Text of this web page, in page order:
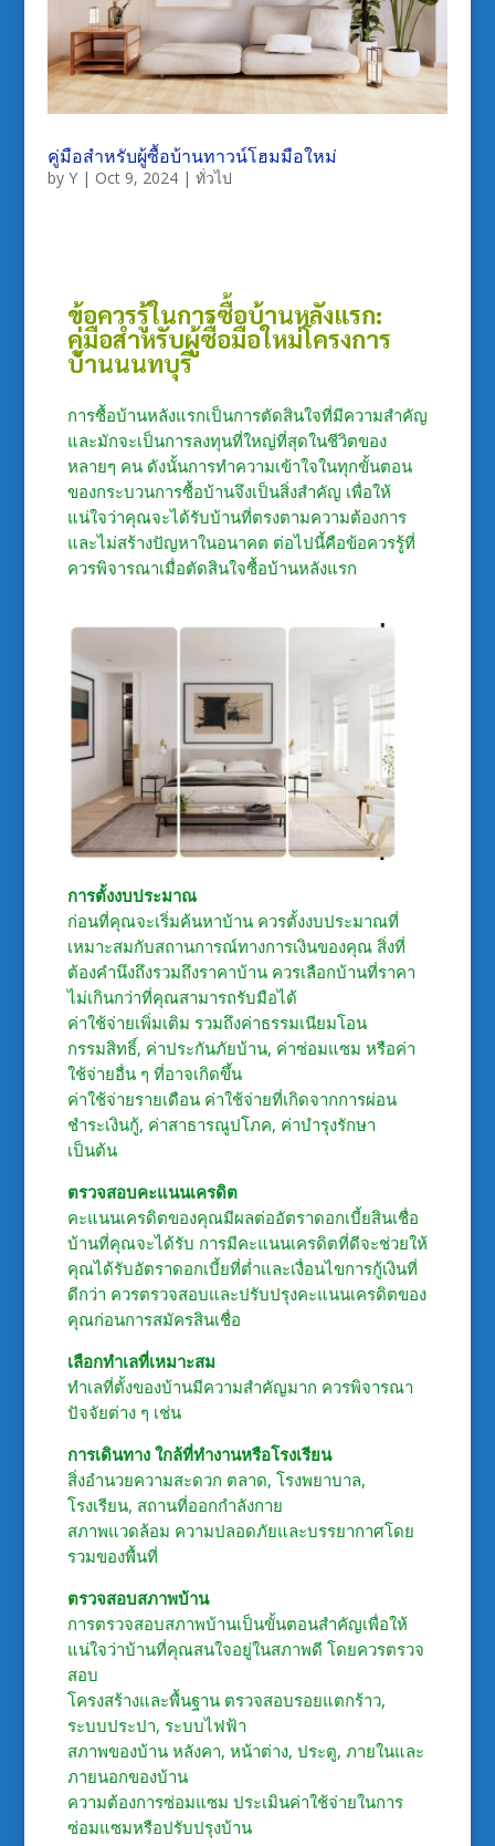
คู่มือสำหรับผู้ซื้อบ้านทาวน์โฮมมือใหม่
by Y| Oct 9, 2024| ทั่วไป
ข้อควรรู้ในการซื้อบ้านหลังแรก:
คู่มือสำหรับผู้ซื้อมือใหม่โครงการ
บ้านนนทบุรี
การซื้อบ้านหลังแรกเป็นการตัดสินใจที่มีความสำคัญ
และมักจะเป็นการลงทุนที่ใหญ่ที่สุดในชีวิตของ
หลายๆ คน ดังนั้นการทำความเข้าใจในทุกขั้นตอน
ของกระบวนการซื้อบ้านจึงเป็นสิ่งสำคัญ เพื่อให้
แน่ใจว่าคุณจะได้รับบ้านที่ตรงตามความต้องการ
และไม่สร้างปัญหาในอนาคต ต่อไปนี้คือข้อควรรู้ที่
ควรพิจารณาเมื่อตัดสินใจซื้อบ้านหลังแรก
การตั้งงบประมาณ
ก่อนที่คุณจะเริ่มค้นหาบ้าน ควรตั้งงบประมาณที่
เหมาะสมกับสถานการณ์ทางการเงินของคุณ สิ่งที่
ต้องคำนึงถึงรวมถึงราคาบ้าน ควรเลือกบ้านที่ราคา
ไม่เกินกว่าที่คุณสามารถรับมือได้
ค่าใช้จ่ายเพิ่มเติม รวมถึงค่าธรรมเนียมโอน
กรรมสิทธิ์, ค่าประกันภัยบ้าน, ค่าซ่อมแซม หรือค่า
ใช้จ่ายอื่น ๆ ที่อาจเกิดขึ้น
ค่าใช้จ่ายรายเดือน ค่าใช้จ่ายที่เกิดจากการผ่อน
ชำระเงินกู้, ค่าสาธารณูปโภค, ค่าบำรุงรักษา
เป็นต้น
ตรวจสอบคะแนนเครดิต
คะแนนเครดิตของคุณมีผลต่ออัตราดอกเบี้ยสินเชื่อ
บ้านที่คุณจะได้รับ การมีคะแนนเครดิตที่ดีจะช่วยให้
คุณได้รับอัตราดอกเบี้ยที่ต่ำและเงื่อนไขการกู้เงินที่
ดีกว่า ควรตรวจสอบและปรับปรุงคะแนนเครดิตของ
คุณก่อนการสมัครสินเชื่อ
เลือกทำเลที่เหมาะสม
ทำเลที่ตั้งของบ้านมีความสำคัญมาก ควรพิจารณา
ปัจจัยต่าง ๆ เช่น
การเดินทาง ใกล้ที่ทำงานหรือโรงเรียน
สิ่งอำนวยความสะดวก ตลาด, โรงพยาบาล,
โรงเรียน, สถานที่ออกกำลังกาย
สภาพแวดล้อม ความปลอดภัยและบรรยากาศโดย
รวมของพื้นที่
ตรวจสอบสภาพบ้าน
การตรวจสอบสภาพบ้านเป็นขั้นตอนสำคัญเพื่อให้
แน่ใจว่าบ้านที่คุณสนใจอยู่ในสภาพดี โดยควรตรวจ
สอบ
โครงสร้างและพื้นฐาน ตรวจสอบรอยแตกร้าว,
ระบบประปา, ระบบไฟฟ้า
สภาพของบ้าน หลังคา, หน้าต่าง, ประตู, ภายในและ
ภายนอกของบ้าน
ความต้องการซ่อมแซม ประเมินค่าใช้จ่ายในการ
ซ่อมแซมหรือปรับปรุงบ้าน